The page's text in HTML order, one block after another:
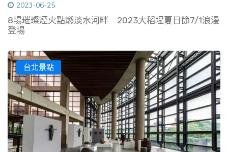
2023-06-25
8場璀璨煙火點燃淡水河畔 2023大稻埕夏日節7/1浪漫
登場
台北景點